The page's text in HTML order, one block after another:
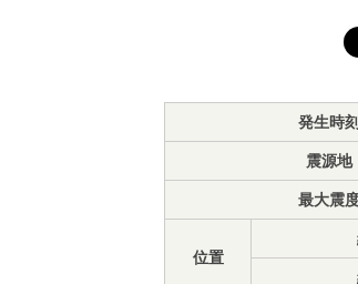
発生時刻
震源地
最大震
位置